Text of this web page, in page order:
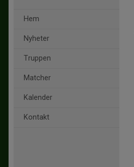
Hem
Nyheter
Truppen
Matcher
Kalender
Kontakt